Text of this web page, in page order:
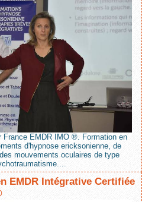
France EMDR IMO ®. Formation en
d'hypnose ericksonienne, de
mouvements oculaires de type
EMDR Intégrative Certifiée